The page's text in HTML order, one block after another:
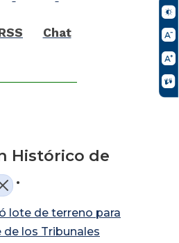
Chat
Histórico de
.
lote de terreno para
los Tribunales